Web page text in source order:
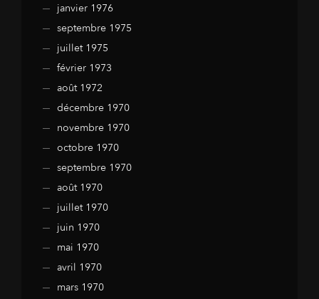
janvier 1976
septembre 1975
juillet 1975
février 1973
août 1972
décembre 1970
novembre 1970
octobre 1970
septembre 1970
août 1970
juillet 1970
juin 1970
mai 1970
avril 1970
mars 1970